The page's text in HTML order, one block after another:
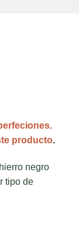
producto.
negro
tipo de